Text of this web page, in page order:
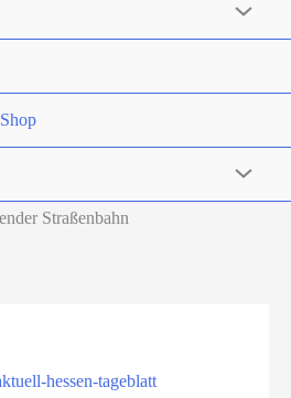
Straßenbahn